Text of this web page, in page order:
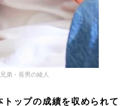
弟・長男の綾人
ップの成績を収められて